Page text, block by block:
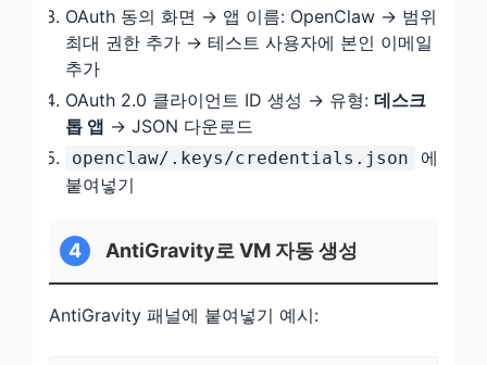
OAuth 동의 화면 → 앱 이름: OpenClaw → 범위
최대 권한 추가 → 테스트 사용자에 본인 이메일
추가
OAuth 2.0 클라이언트 ID 생성 → 유형: 데스크
톱 앱 → JSON 다운로드
openclaw/.keys/credentials.json
에
붙여넣기
4 AntiGravity로 VM 자동 생성
AntiGravity 패널에 붙여넣기 예시: